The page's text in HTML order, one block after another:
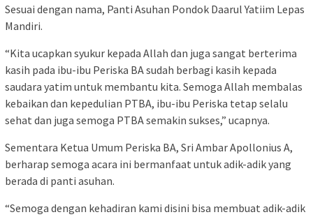
Sesuai dengan nama, Panti Asuhan Pondok Daarul Yatiim Lepas
Mandiri.
“Kita ucapkan syukur kepada Allah dan juga sangat berterima
kasih pada ibu-ibu Periska BA sudah berbagi kasih kepada
saudara yatim untuk membantu kita. Semoga Allah membalas
kebaikan dan kepedulian PTBA, ibu-ibu Periska tetap selalu
sehat dan juga semoga PTBA semakin sukses,” ucapnya.
Sementara Ketua Umum Periska BA, Sri Ambar Apollonius A,
berharap semoga acara ini bermanfaat untuk adik-adik yang
berada di panti asuhan.
“Semoga dengan kehadiran kami disini bisa membuat adik-adik